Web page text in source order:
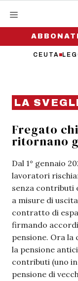
contenutoABBONATI
CEUTA
LA
Fregato
ritornano
Dal 1° gennaio
lavoratori
senza contributi
a misure di
contratto di
firmando
pensione. Ora
la pensione
contributi (uno
pensione di